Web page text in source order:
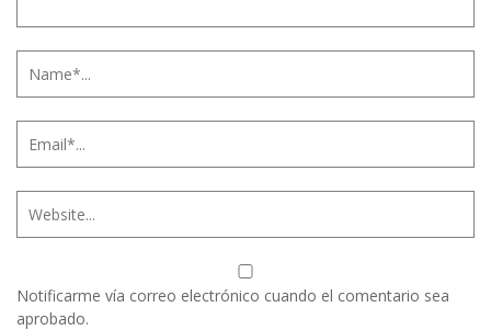
Notificarme vía correo electrónico cuando el comentario sea
aprobado.